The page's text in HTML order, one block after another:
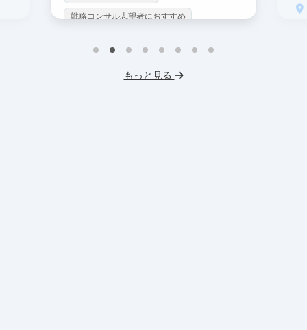
戦略コンサル志望者におすすめ
データサイエンス
もっと見る